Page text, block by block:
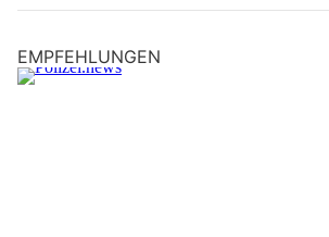
EMPFEHLUNGEN